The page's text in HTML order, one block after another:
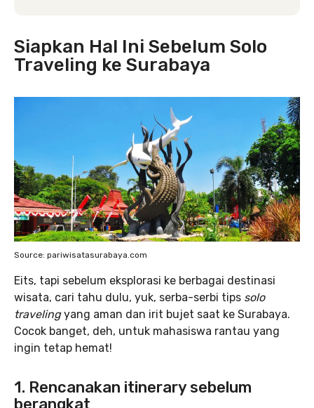
Siapkan Hal Ini Sebelum Solo
Traveling ke Surabaya
Source: pariwisatasurabaya.com
Eits, tapi sebelum eksplorasi ke berbagai destinasi
wisata, cari tahu dulu, yuk, serba-serbi tips solo
travelingyang aman dan irit bujet saat ke Surabaya.
Cocok banget, deh, untuk mahasiswa rantau yang
ingin tetap hemat!
1. Rencanakan itinerary sebelum
berangkat